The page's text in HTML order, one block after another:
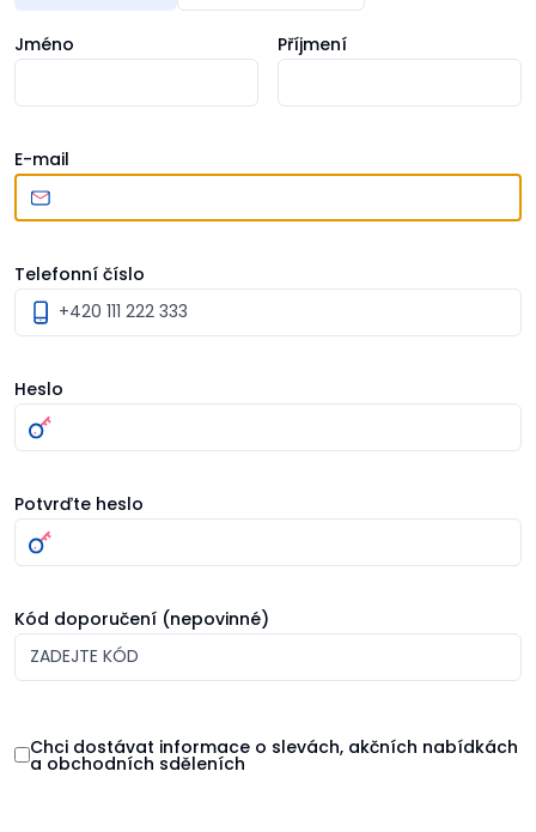
Jméno Příjmení
E-mail
Telefonní číslo
Heslo
Potvrďte heslo
Kód doporučení (nepovinné)
Chci dostávat informace o slevách, akčních nabídkách
a obchodních sděleních